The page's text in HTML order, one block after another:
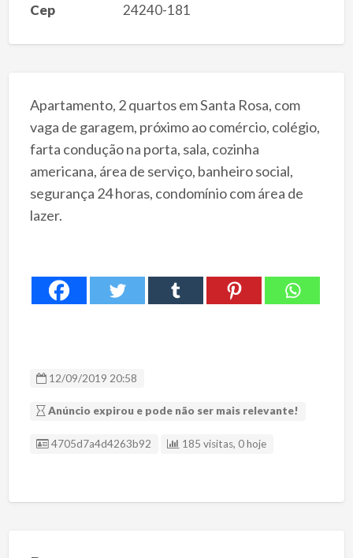
Cep
24240-181
Apartamento, 2 quartos em Santa Rosa, com
vaga de garagem, próximo ao comércio, colégio,
farta condução na porta, sala, cozinha
americana, área de serviço, banheiro social,
segurança 24 horas, condomínio com área de
lazer.
12/09/2019 20:58
Anúncio expirou e pode não ser mais relevante!
ID Anúncio
4705d7a4d4263b92 185 visitas, 0 hoje